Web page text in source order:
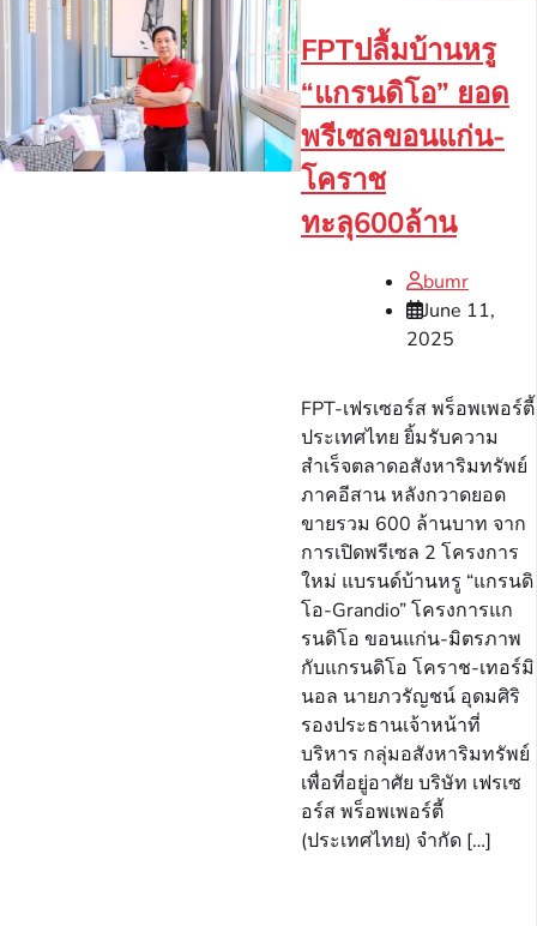
FPTปลื้มบ้านหรู
“แกรนดิโอ” ยอด
พรีเซลขอนแก่น-
โคราช
ทะลุ600ล้าน
bumr
June 11,
2025
FPT-เฟรเซอร์ส พร็อพเพอร์ตี้
ประเทศไทย ยิ้มรับความ
สำเร็จตลาดอสังหาริมทรัพย์
ภาคอีสาน หลังกวาดยอด
ขายรวม 600 ล้านบาท จาก
การเปิดพรีเซล 2 โครงการ
ใหม่ แบรนด์บ้านหรู “แกรนดิ
โอ-Grandio” โครงการแก
รนดิโอ ขอนแก่น-มิตรภาพ
กับแกรนดิโอ โคราช-เทอร์มิ
นอล นายภวรัญชน์ อุดมศิริ
รองประธานเจ้าหน้าที่
บริหาร กลุ่มอสังหาริมทรัพย์
เพื่อที่อยู่อาศัย บริษัท เฟรเซ
อร์ส พร็อพเพอร์ตี้
(ประเทศไทย) จำกัด […]